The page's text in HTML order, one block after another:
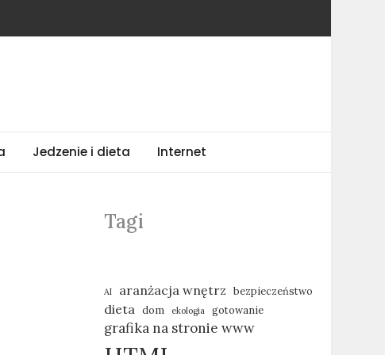
Jedzenie i dieta Internet
Tagi
AI aranżacja wnętrz bezpieczeństwo
dieta dom ekologia gotowanie
grafika na stronie www